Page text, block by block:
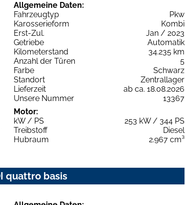
Allgemeine Daten:
Fahrzeugtyp
Pkw
Karosserieform
Kombi
Erst-Zul.
Jan / 2023
Getriebe
Automatik
Kilometerstand
34.235 km
Anzahl der Türen
5
Farbe
Schwarz
Standort
Zentrallager
Lieferzeit
ab ca. 18.08.2026
Unsere Nummer
13367
Motor:
kW / PS
253 kW / 344 PS
Treibstoff
Diesel
Hubraum
2.967 cm³
quattro basis